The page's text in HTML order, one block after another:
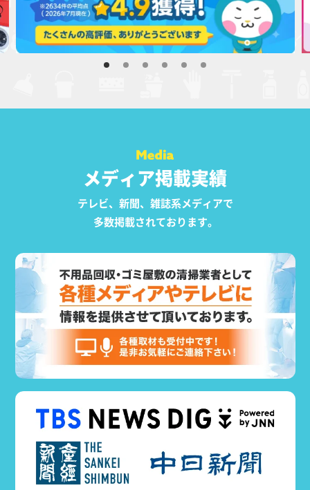
メディア掲載実績
テレビ、新聞、雑誌系メディアで
多数掲載されております。